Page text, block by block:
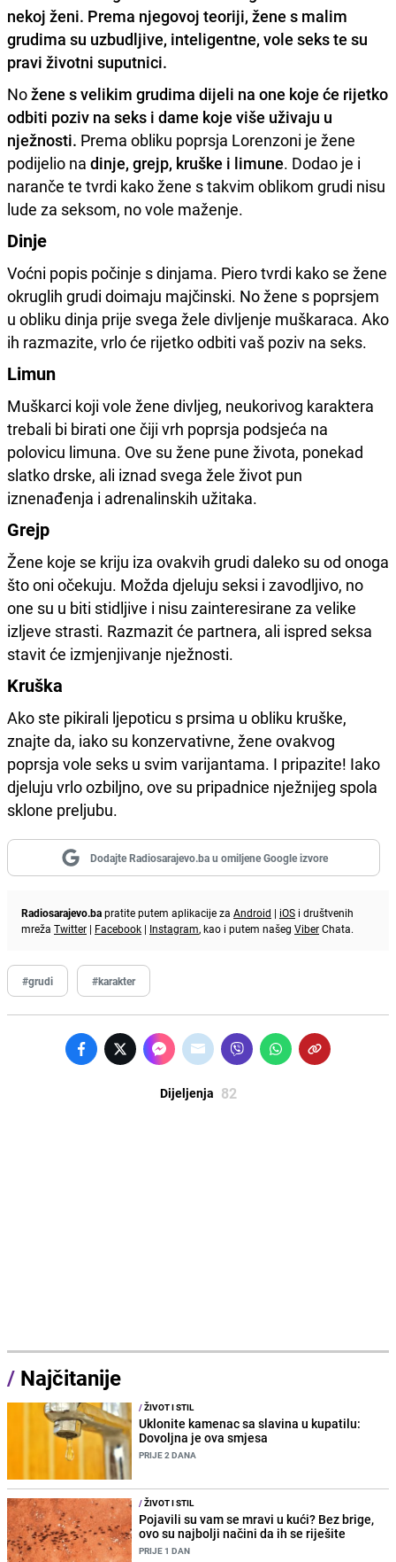
nekoj ženi. Prema njegovoj teoriji, žene s malim
grudima su uzbudljive, inteligentne, vole seks te su
pravi životni suputnici.
Nožene s velikim grudima dijeli na one koje će rijetko
odbiti poziv na seks i dame koje više uživaju u
nježnosti. Prema obliku poprsja Lorenzoni je žene
podijelio na dinje, grejp, kruške i limune. Dodao je i
naranče te tvrdi kako žene s takvim oblikom grudi nisu
lude za seksom, no vole maženje.
Dinje
Voćni popis počinje s dinjama. Piero tvrdi kako se žene
okruglih grudi doimaju majčinski. No žene s poprsjem
u obliku dinja prije svega žele divljenje muškaraca. Ako
ih razmazite, vrlo će rijetko odbiti vaš poziv na seks.
Limun
Muškarci koji vole žene divljeg, neukorivog karaktera
trebali bi birati one čiji vrh poprsja podsjeća na
polovicu limuna. Ove su žene pune života, ponekad
slatko drske, ali iznad svega žele život pun
iznenađenja i adrenalinskih užitaka.
Grejp
Žene koje se kriju iza ovakvih grudi daleko su od onoga
što oni očekuju. Možda djeluju seksi i zavodljivo, no
one su u biti stidljive i nisu zainteresirane za velike
izljeve strasti. Razmazit će partnera, ali ispred seksa
stavit će izmjenjivanje nježnosti.
Kruška
Ako ste pikirali ljepoticu s prsima u obliku kruške,
znajte da, iako su konzervativne, žene ovakvog
poprsja vole seks u svim varijantama. I pripazite! Iako
djeluju vrlo ozbiljno, ove su pripadnice nježnijeg spola
sklone preljubu.
Dodajte Radiosarajevo.ba u omiljene Google izvore
Radiosarajevo.bapratite putem aplikacije za Android | iOS i društvenih
mreža Twitter | Facebook | Instagram, kao i putem našeg ViberChata.
#grudi #karakter
Dijeljenja 82
/ Najčitanije
/ŽIVOT I STIL
Uklonite kamenac sa slavina u kupatilu:
Dovoljna je ova smjesa
PRIJE 2 DANA
/ŽIVOT I STIL
Pojavili su vam se mravi u kući? Bez brige,
ovo su najbolji načini da ih se riješite
PRIJE 1 DAN